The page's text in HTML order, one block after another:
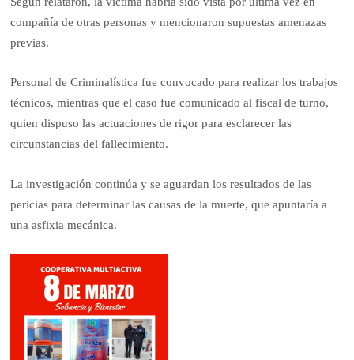
compañía de otras personas y mencionaron supuestas amenazas
previas.
Personal de Criminalística fue convocado para realizar los trabajos
técnicos, mientras que el caso fue comunicado al fiscal de turno,
quien dispuso las actuaciones de rigor para esclarecer las
circunstancias del fallecimiento.
La investigación continúa y se aguardan los resultados de las
pericias para determinar las causas de la muerte, que apuntaría a
una asfixia mecánica.